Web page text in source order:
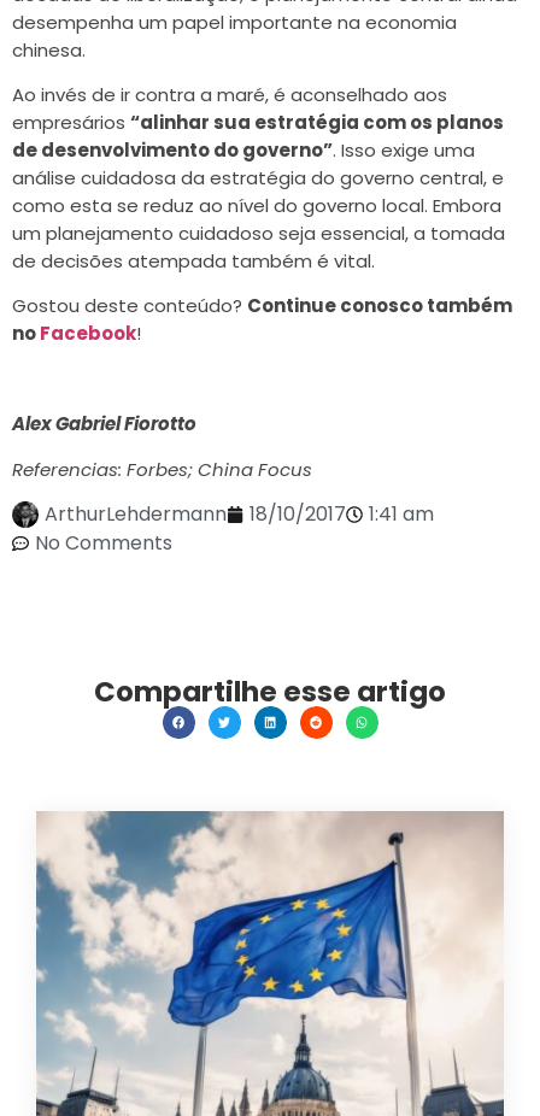
desempenha um papel importante na economia
chinesa.
Ao invés de ir contra a maré, é aconselhado aos
empresários “alinhar sua estratégia com os planos
de desenvolvimento do governo”. Isso exige uma
análise cuidadosa da estratégia do governo central, e
como esta se reduz ao nível do governo local. Embora
um planejamento cuidadoso seja essencial, a tomada
de decisões atempada também é vital.
Gostou deste conteúdo? Continue conosco também
noFacebook!
Alex Gabriel Fiorotto
Referencias: Forbes; China Focus
ArthurLehdermann 18/10/2017
1:41 am
No Comments
Compartilhe esse artigo